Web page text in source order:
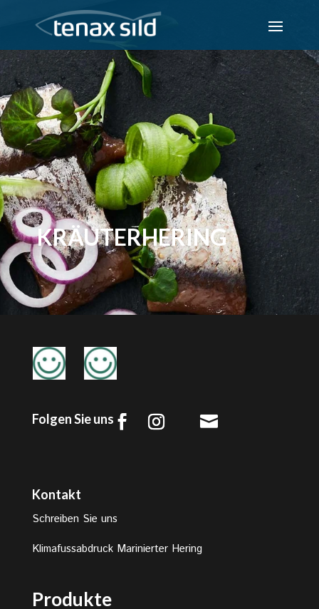
KRÄUTERHERING
Folgen Sie uns 
Kontakt
Schreiben Sie uns
Klimafussabdruck Marinierter Hering
Produkte